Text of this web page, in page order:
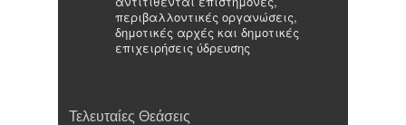
περιβαλλοντικές οργανώσεις,
δημοτικές αρχές και δημοτικές
επιχειρήσεις ύδρευσης
Τελευταίες Θεάσεις